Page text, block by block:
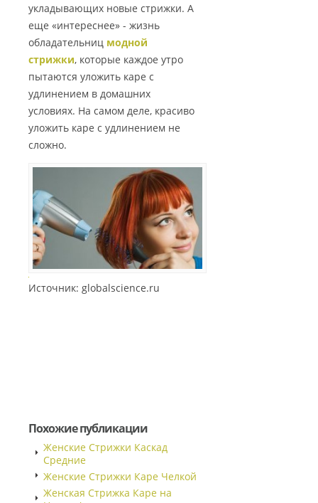
укладывающих новые стрижки. А
еще «интереснее» - жизнь
обладательниц модной
стрижки, которые каждое утро
пытаются уложить каре с
удлинением в домашних
условиях. На самом деле, красиво
уложить каре с удлинением не
сложно.
Источник: globalscience.ru
Похожие публикации
Женские Стрижки Каскад
Средние
Женские Стрижки Каре Челкой
Женская Стрижка Каре на